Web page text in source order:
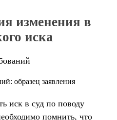
изменения в
иска
образец заявления
иск в суд по поводу
помнить, что